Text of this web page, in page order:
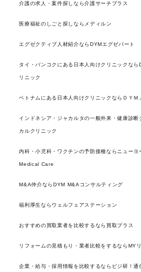
介護の求人・案件探しなら介護サーチプラス
医療福祉のしごと探しならメディルン
エグゼクティブ人材紹介ならDYMエグゼパート
タイ・バンコクにある日本人向けクリニックなら
リニック
ベトナムにある日本人向けクリニックならＤＹＭ
インドネシア・ジャカルタの一般外来・健康診断
カルクリニック
内科・小児科・ワクチンの予防接種ならニュー
Medical Care
M&A仲介ならDYM M&Aコンサルティング
福利厚生ならウェルフェアステーション
おすすめの買取業者を比較するなら買取プラス
リフォームの見積もり・業者比較をするならMY
企業・給与・採用情報を比較するならビジ研！通